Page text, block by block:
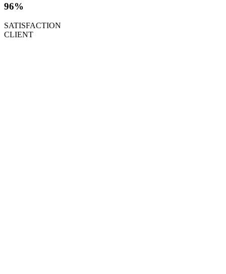
96%
SATISFACTION
CLIENT